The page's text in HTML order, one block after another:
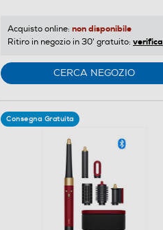
Acquisto online: non disponibile
Ritiro in negozio in 30' gratuito: verifica
CERCA NEGOZIO
Consegna Gratuita